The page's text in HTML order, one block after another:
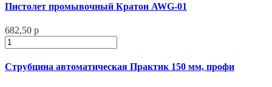
Пистолет промывочный Кратон AWG-01
682,50 р
Струбцина автоматическая Практик 150 мм, профи